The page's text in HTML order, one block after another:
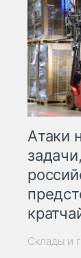
Атаки
Склады и